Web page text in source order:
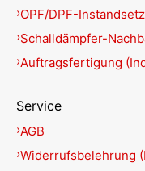
OPF/DPF-
Schalldämpfer-
Auftragsfertigung
Service
AGB
Widerrufsbelehrung